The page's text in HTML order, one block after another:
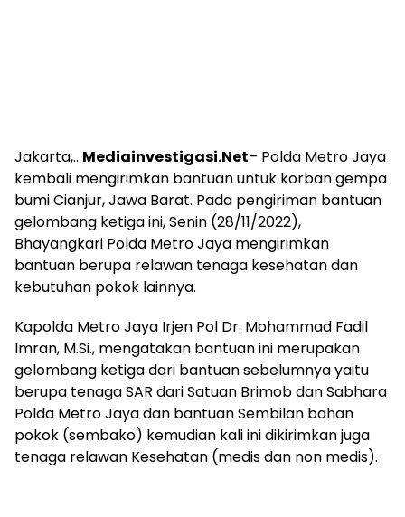
Jakarta,.. Mediainvestigasi.Net– Polda Metro Jaya
kembali mengirimkan bantuan untuk korban gempa
bumi Cianjur, Jawa Barat. Pada pengiriman bantuan
gelombang ketiga ini, Senin (28/11/2022),
Bhayangkari Polda Metro Jaya mengirimkan
bantuan berupa relawan tenaga kesehatan dan
kebutuhan pokok lainnya.
Kapolda Metro Jaya Irjen Pol Dr. Mohammad Fadil
Imran, M.Si., mengatakan bantuan ini merupakan
gelombang ketiga dari bantuan sebelumnya yaitu
berupa tenaga SAR dari Satuan Brimob dan Sabhara
Polda Metro Jaya dan bantuan Sembilan bahan
pokok (sembako) kemudian kali ini dikirimkan juga
tenaga relawan Kesehatan (medis dan non medis).